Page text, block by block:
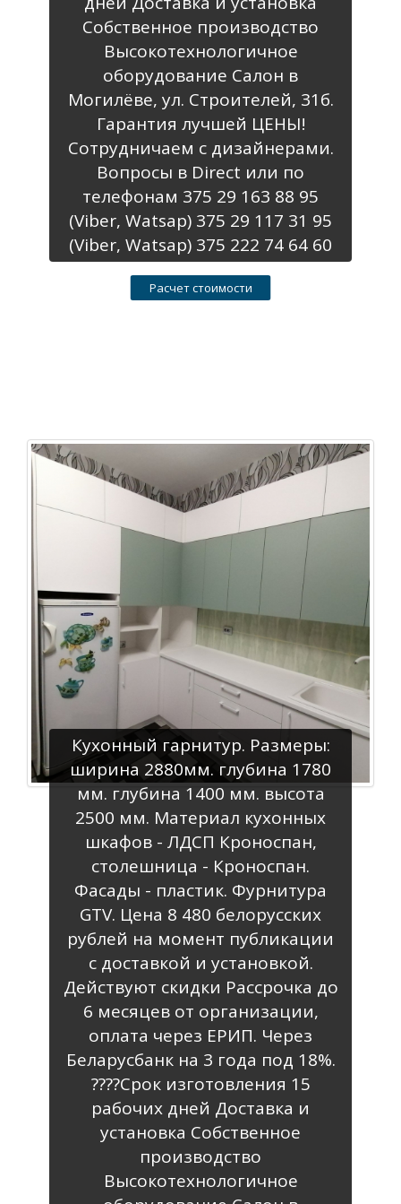
Собственное производство
Высокотехнологичное
оборудование Салон в
Могилёве, ул. Строителей, 31б.
Гарантия лучшей ЦЕНЫ!
Сотрудничаем с дизайнерами.
Вопросы в Direct или по
телефонам 375 29 163 88 95
(Viber, Watsap) 375 29 117 31 95
(Viber, Watsap) 375 222 74 64 60
Расчет стоимости
Кухонный гарнитур. Размеры:
ширина 2880мм. глубина 1780
мм. глубина 1400 мм. высота
2500 мм. Материал кухонных
шкафов - ЛДСП Кроноспан,
столешница - Кроноспан.
Фасады - пластик. Фурнитура
GTV. Цена 8 480 белорусских
рублей на момент публикации
с доставкой и установкой.
Действуют скидки Рассрочка до
6 месяцев от организации,
оплата через ЕРИП. Через
Беларусбанк на 3 года под 18%.
????️Срок изготовления 15
рабочих дней Доставка и
установка Собственное
производство
Высокотехнологичное